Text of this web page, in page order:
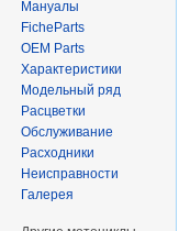
Мануалы
FicheParts
OEM Parts
Характеристики
Модельный ряд
Расцветки
Обслуживание
Расходники
Неисправности
Галерея